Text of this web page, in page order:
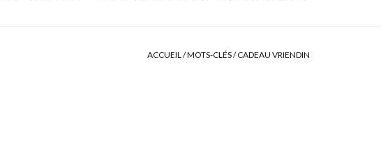
ACCUEIL/MOTS-CLÉS/CADEAU VRIENDIN